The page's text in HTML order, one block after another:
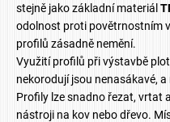
stejně jako základní materiál
odolnost proti povětrnostním
profilů zásadně nemění.
Využití profilů při výstavbě
nekorodují jsou nenasákavé,
Profily lze snadno řezat, vrtat
nástroji na kov nebo dřevo.